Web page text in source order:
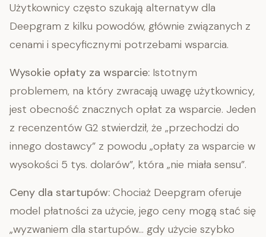
Użytkownicy często szukają alternatyw dla
Deepgram z kilku powodów, głównie związanych z
cenami i specyficznymi potrzebami wsparcia.
Wysokie opłaty za wsparcie: Istotnym
problemem, na który zwracają uwagę użytkownicy,
jest obecność znacznych opłat za wsparcie. Jeden
z recenzentów G2 stwierdził, że „przechodzi do
innego dostawcy” z powodu „opłaty za wsparcie w
wysokości 5 tys. dolarów”, która „nie miała sensu”.
Ceny dla startupów: Chociaż Deepgram oferuje
model płatności za użycie, jego ceny mogą stać się
„wyzwaniem dla startupów… gdy użycie szybko